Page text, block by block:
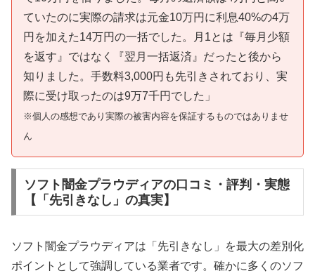
ていたのに実際の請求は元金10万円に利息40%の4万
円を加えた14万円の一括でした。月1とは『毎月少額
を返す』ではなく『翌月一括返済』だったと後から
知りました。手数料3,000円も先引きされており、実
際に受け取ったのは9万7千円でした」
※個人の感想であり実際の被害内容を保証するものではありませ
ん
ソフト闇金プラウディアの口コミ・評判・実態
【「先引きなし」の真実】
ソフト闇金プラウディアは「先引きなし」を最大の差別化
ポイントとして強調している業者です。確かに多くのソフ